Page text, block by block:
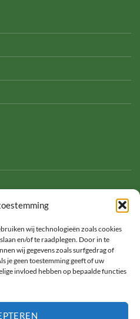
wij technologieën zoals cookies
en/of te raadplegen. Door in te
wij gegevens zoals surfgedrag of
je geen toestemming geeft of uw
invloed hebben op bepaalde functies